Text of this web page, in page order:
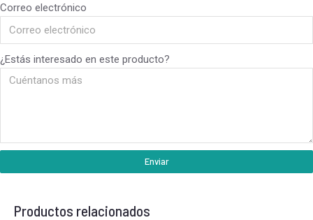
Correo electrónico
¿Estás interesado en este producto?
Enviar
Productos relacionados